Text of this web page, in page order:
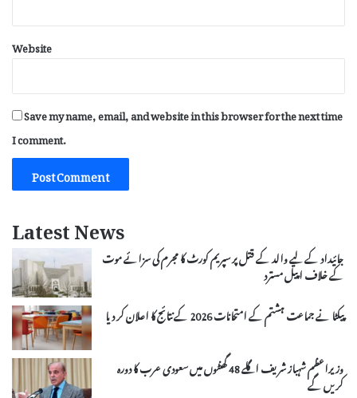
Website
Save my name, email, and website in this browser for the next time
I comment.
Latest News
جائیداد کے لیے والد کے قتل پر سپریم کورٹ کا مجرم کی سزائے موت
کے خلاف اپیل مسترد
پیکٹا نے جماعت ہشتم کے امتحانات 2026 کے نتائج کا اعلان کر دیا
وزیراعظم شہباز شریف اگلے 48 گھنٹوں میں سعودی عرب کا دورہ
کریں گے